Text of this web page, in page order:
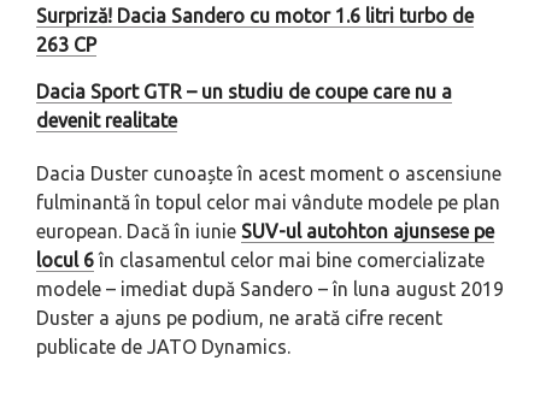
Surpriză! Dacia Sandero cu motor 1.6 litri turbo de
263 CP
Dacia Sport GTR – un studiu de coupe care nu a
devenit realitate
Dacia Duster cunoaște în acest moment o ascensiune
fulminantă în topul celor mai vândute modele pe plan
european. Dacă în iunie SUV-ul autohton ajunsese pe
locul 6în clasamentul celor mai bine comercializate
modele – imediat după Sandero – în luna august 2019
Duster a ajuns pe podium, ne arată cifre recent
publicate de JATO Dynamics.